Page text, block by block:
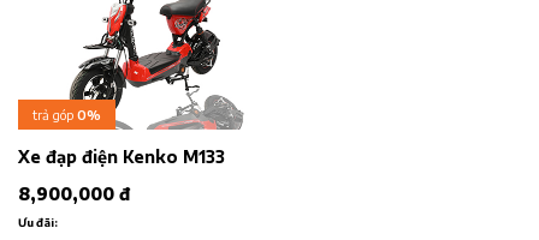
trả góp 0%
Xe đạp điện Kenko M133
8,900,000 đ
Ưu đãi: